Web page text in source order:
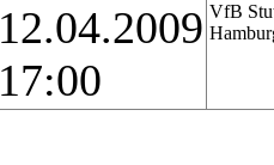
12.04.2009
17:00
VfB